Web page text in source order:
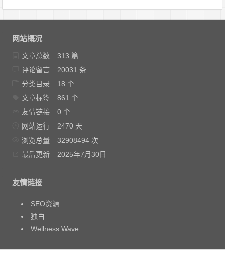
网站概况
文章总数
313 篇
评论留言
20031 条
分类目录
18 个
文章标签
861 个
友情链接
0 个
网站运行
2470 天
浏览总量
32908494 次
最后更新
2025年7月30日
友情链接
SEO资源
独白
Wellness Wave